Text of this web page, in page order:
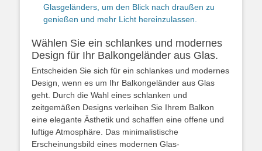
Glasgeländers, um den Blick nach draußen zu
genießen und mehr Licht hereinzulassen.
Wählen Sie ein schlankes und modernes
Design für Ihr Balkongeländer aus Glas.
Entscheiden Sie sich für ein schlankes und modernes
Design, wenn es um Ihr Balkongeländer aus Glas
geht. Durch die Wahl eines schlanken und
zeitgemäßen Designs verleihen Sie Ihrem Balkon
eine elegante Ästhetik und schaffen eine offene und
luftige Atmosphäre. Das minimalistische
Erscheinungsbild eines modernen Glas-